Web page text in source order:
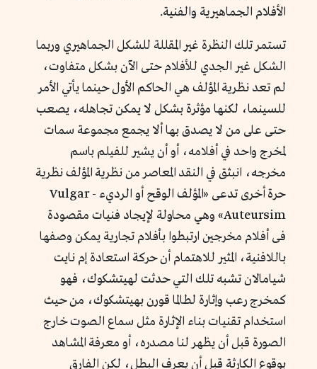
الأفلام الجماهيرية والفنية.
تستمر تلك النظرة غير المقللة للشكل الجماهيري وربما
الشكل غير الجدي للأفلام حتى الآن بشكل متفاوت،
لم تعد نظرية المؤلف هي الحاكم الأول حينما يأتي الأمر
للسينما، لكنها مؤثرة بشكل لا يمكن تجاهله، يصعب
حتى على من لا يصدق بها ألا يجمع مجموعة سمات
لمخرج واحد في أفلامه، أو أن يشير للفيلم باسم
مخرجه، انبثق في النقد المعاصر من نظرية المؤلف نظرية
حرة أخرى تدعى «المؤلف الوقح أو الرديء - Vulgar
Auteursim» وهي محاولة لإيجاد فنيات مقصودة
فى أفلام مخرجين ارتبطوا بأفلام تجارية يمكن وصفها
باللافنية، المثير للاهتمام أن حركة استعادة إم نايت
شيامالان تشبه تلك التي حدثت لهيتشكوك، فهو
كمخرج رعب وإثارة لطالما قورن بهيتشكوك، من حيث
استخدام تقنيات بناء الإثارة مثل سماع الصوت خارج
الصورة قبل أن يظهر لنا مصدره، أو معرفة المشاهد
بوقوع الكارثة قبل أن يعرف البطل، لكن الفارق